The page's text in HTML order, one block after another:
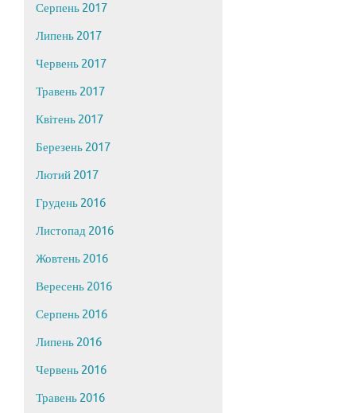
Серпень 2017
Липень 2017
Червень 2017
Травень 2017
Квітень 2017
Березень 2017
Лютий 2017
Грудень 2016
Листопад 2016
Жовтень 2016
Вересень 2016
Серпень 2016
Липень 2016
Червень 2016
Травень 2016